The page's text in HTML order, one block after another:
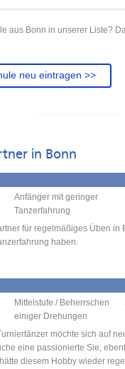
aus Bonn in unserer Liste?
neu eintragen >>
in Bonn
Anfänger mit geringer
Tanzerfahrung
für regelmäßiges Üben in
haben.
Mittelstufe / Beherrschen
einiger Drehungen
möchte sich auf
eine passionierte Sie,
diesem Hobby wieder